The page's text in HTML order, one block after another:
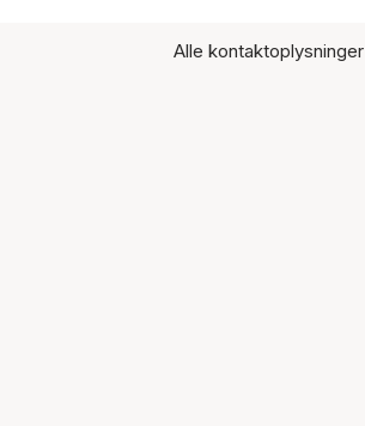
Alle kontaktoplysninger